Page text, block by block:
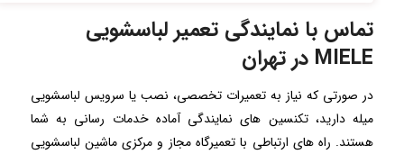
تماس با نمایندگی تعمیر لباسشویی
MIELE در تهران
در صورتی که نیاز به تعمیرات تخصصی، نصب یا سرویس لباسشویی
میله دارید، تکنسین های نمایندگی آماده خدمات رسانی به شما
هستند. راه های ارتباطی با تعمیرگاه مجاز و مرکزی ماشین لباسشویی